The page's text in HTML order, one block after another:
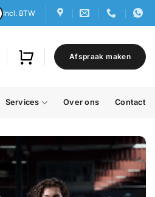
Incl. BTW
Afspraak maken
Services Over ons Contact